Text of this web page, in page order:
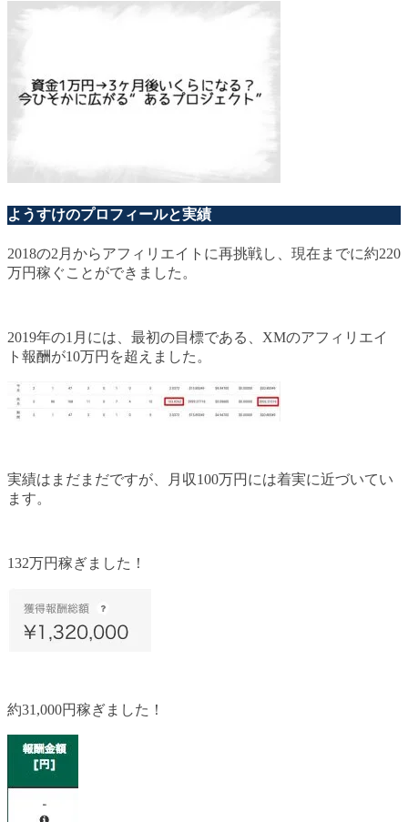
ようすけのプロフィールと実績
2018の2月からアフィリエイトに再挑戦し、現在までに約220
万円稼ぐことができました。
2019年の1月には、最初の目標である、XMのアフィリエイ
ト報酬が10万円を超えました。
実績はまだまだですが、月収100万円には着実に近づいてい
ます。
132万円稼ぎました！
約31,000円稼ぎました！